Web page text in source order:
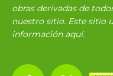
obras derivadas de
nuestro sitio. Este sitio
información aquí.